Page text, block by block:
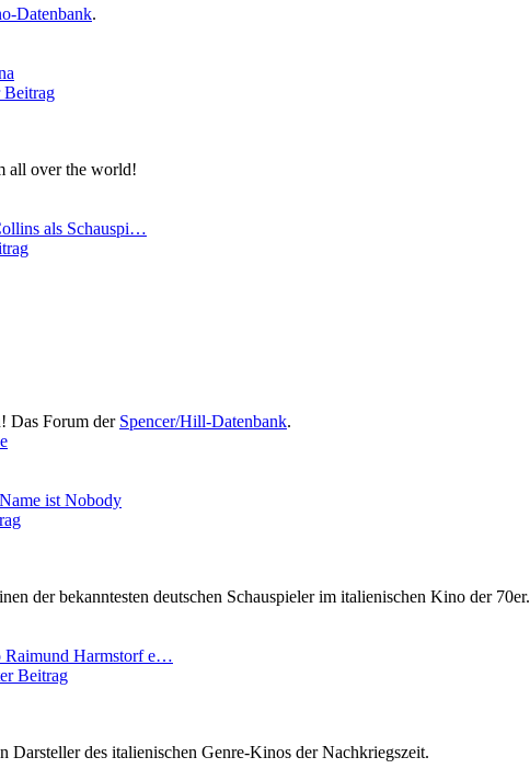
Datenbank.
Beitrag
all over the world!
als Schauspi…
Das Forum der Spencer/Hill-Datenbank.
ist Nobody
der bekanntesten deutschen Schauspieler im italienischen Kino der 70er.
Raimund Harmstorf e…
Beitrag
Darsteller des italienischen Genre-Kinos der Nachkriegszeit.